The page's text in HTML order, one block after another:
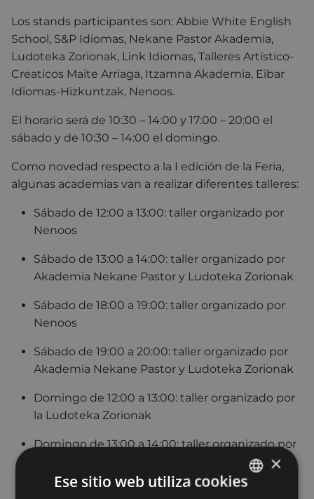
Los stands participantes son: Abbie White English
School, S&P Idiomas, Nekane Pastor Akademia,
Ludoteka Zorionak, Link Idiomas, Talleres Artístico-
Creaticos Maite Arriaga, Itzamna Akademia, Eibar
Idiomas-Hizkuntzak, Nenoos.
El horario será de 10:30 – 14:00 y 17:00 – 20:00 el
sábado y de 10:30 – 14:00 el domingo.
Como novedad respecto a la I edición de la Feria,
algunas academias van a realizar diferentes talleres:
Sábado de 12:00 a 13:00: taller organizado por
Nenoos
Sábado de 13:00 a 14:00: taller organizado por
Akademia Nekane Pastor y Ludoteka Zorionak
Sábado de 18:00 a 19:00: taller organizado por
Nenoos
Sábado de 19:00 a 20:00: taller organizado por
Akademia Nekane Pastor y Ludoteka Zorionak
Domingo de 12:00 a 13:00: taller organizado por
la Ludoteka Zorionak
Domingo de 13:00 a 14:00: taller organizado por
La Akademia Itzamna realizará los talleres a lo
×
Ese sitio web utiliza cookies